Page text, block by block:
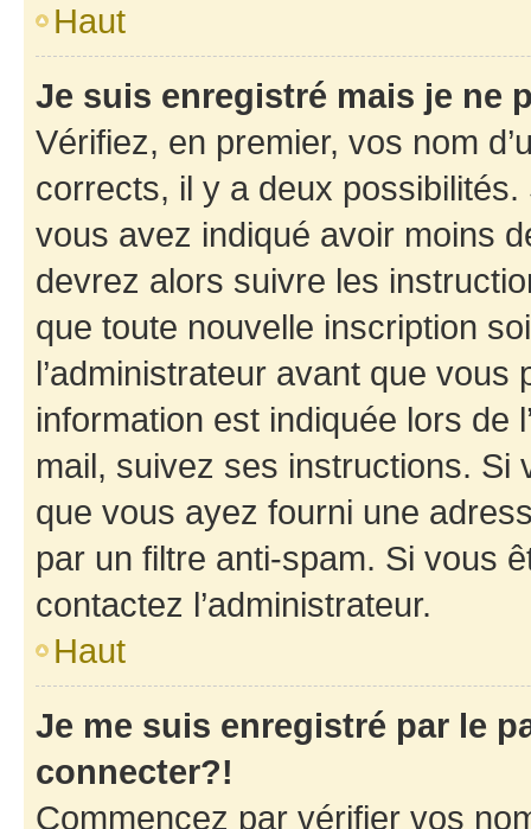
Haut
Je suis enregistré mais je ne
Vérifiez, en premier, vos nom
corrects, il y a deux
vous avez indiqué avoir moins
devrez alors suivre les
que toute nouvelle inscription
l’administrateur avant que
information est indiquée lors de
mail, suivez ses instructions. Si
que vous ayez fourni une
par un filtre anti-spam. Si vous
contactez l’administrateur.
Haut
Je me suis enregistré par le
connecter?!
Commencez par vérifier vos